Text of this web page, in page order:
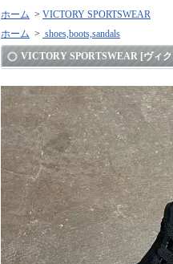
ホーム > VICTORY SPORTSWEAR
ホーム > shoes,boots,sandals
VICTORY SPORTSWEAR [ヴィ